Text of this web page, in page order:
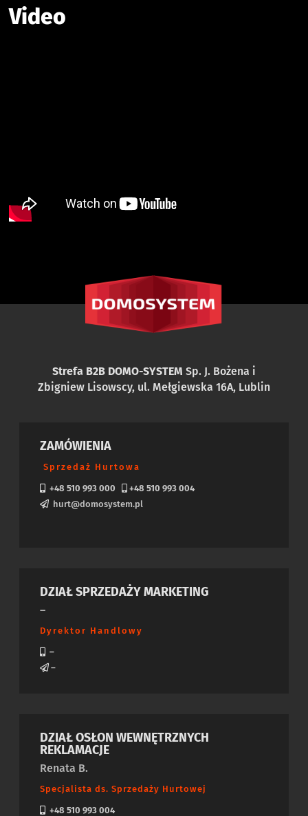
Video
Strefa B2B DOMO-SYSTEM Sp. J. Bożena i
Zbigniew Lisowscy, ul. Mełgiewska 16A, Lublin
ZAMÓWIENIA
Sprzedaż Hurtowa
+48 510 993 000
+48 510 993 004
hurt@domosystem.pl
DZIAŁ SPRZEDAŻY MARKETING
–
Dyrektor Handlowy
–
–
DZIAŁ OSŁON WEWNĘTRZNYCH
REKLAMACJE
Renata B.
Specjalista ds. Sprzedaży Hurtowej
+48 510 993 004